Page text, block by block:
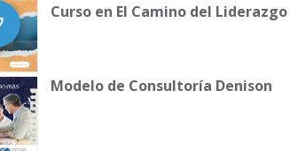
Curso en El Camino del
Modelo de Consultoría Denison